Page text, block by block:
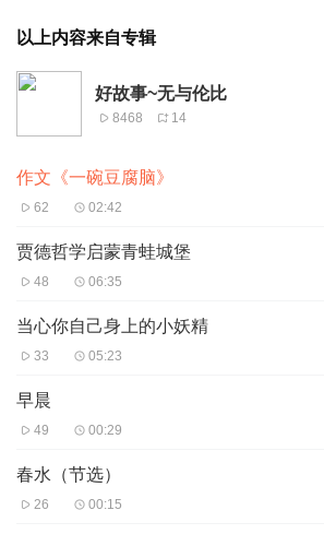
以上内容来自专辑
好故事~无与伦比
8468 14
作文《一碗豆腐脑》
62 02:42
贾德哲学启蒙青蛙城堡
48 06:35
当心你自己身上的小妖精
33 05:23
早晨
49 00:29
春水（节选）
26 00:15